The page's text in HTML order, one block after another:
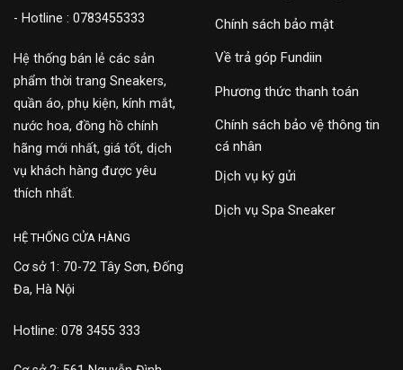
- Hotline : 0783455333
Hệ thống bán lẻ các sản
phẩm thời trang Sneakers,
quần áo, phụ kiện, kính mắt,
nước hoa, đồng hồ chính
hãng mới nhất, giá tốt, dịch
vụ khách hàng được yêu
thích nhất.
Chính sách bảo mật
Về trả góp Fundiin
Phương thức thanh toán
Chính sách bảo vệ thông tin
cá nhân
Dịch vụ ký gửi
Dịch vụ Spa Sneaker
HỆ THỐNG CỬA HÀNG
Cơ sở 1: 70-72 Tây Sơn, Đống
Đa, Hà Nội
Hotline: 078 3455 333